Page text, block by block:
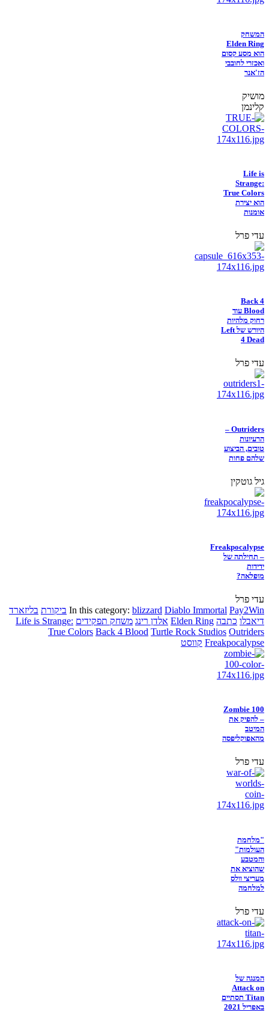
המשחק
Elden Ring
הוא מסע קסום
ואכזרי לחובבי
הז'אנר
מושיק
קלינמן
Life is
Strange:
True Colors
הוא יצירת
אומנות
עדי פרל
Back 4
Blood עוד
רחוק מלהיות
היורש של Left
4 Dead
עדי פרל
Outriders –
הרעיונות
טובים, הביצוע
שלהם פחות
גיל גוטקין
Freakpocalypse
– תחילתה של
ידידות
מופלאה?
עדי פרל
In this category: blizzard Diablo Immortal Pay2Win ביקורת בליזארד
דיאבלו כתבה Elden Ring אלדן רינג משחק תפקידים Life is Strange:
True Colors Back 4 Blood Turtle Rock Studios Outriders
Freakpocalypse קווסט
Zombie 100
– להפיק את
המיטב
מהאפוקליפסה
עדי פרל
"מלחמת
העולמות"
והמטבע
שהוציא את
מעריצי וולס
למלחמה
עדי פרל
המנגה של
Attack on
Titan תסתיים
באפריל 2021